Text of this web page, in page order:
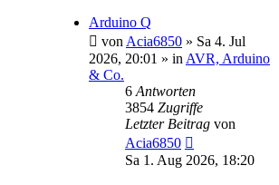
Arduino Q
von Acia6850 » Sa 4. Jul
2026, 20:01 » in AVR, Arduino
& Co.
6 Antworten
3854 Zugriffe
Letzter Beitrag von
Acia6850
Sa 1. Aug 2026, 18:20